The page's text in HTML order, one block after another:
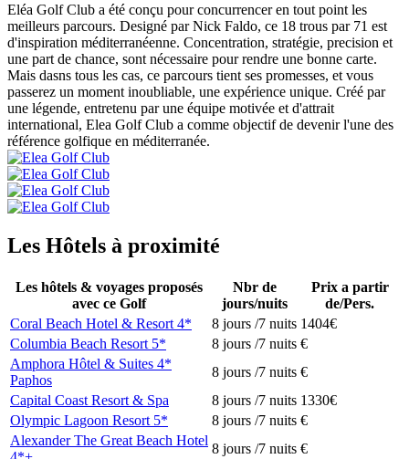
Eléa Golf Club a été conçu pour concurrencer en tout point les
meilleurs parcours. Designé par Nick Faldo, ce 18 trous par 71 est
d'inspiration méditerranéenne. Concentration, stratégie, precision et
une part de chance, sont nécessaire pour rendre une bonne carte.
Mais dasns tous les cas, ce parcours tient ses promesses, et vous
passerez un moment inoubliable, une expérience unique. Créé par
une légende, entretenu par une équipe motivée et d'attrait
international, Elea Golf Club a comme objectif de devenir l'une des
référence golfique en méditerranée.
Les Hôtels à proximité
Les hôtels & voyages proposés
avec ce Golf
Nbr de
jours/nuits
Prix a partir
de/Pers.
Coral Beach Hotel & Resort 4*
8 jours /7 nuits 1404€
Columbia Beach Resort 5*
8 jours /7 nuits €
Amphora Hôtel & Suites 4*
Paphos
8 jours /7 nuits €
Capital Coast Resort & Spa
8 jours /7 nuits 1330€
Olympic Lagoon Resort 5*
8 jours /7 nuits €
Alexander The Great Beach Hotel
8 jours /7 nuits €